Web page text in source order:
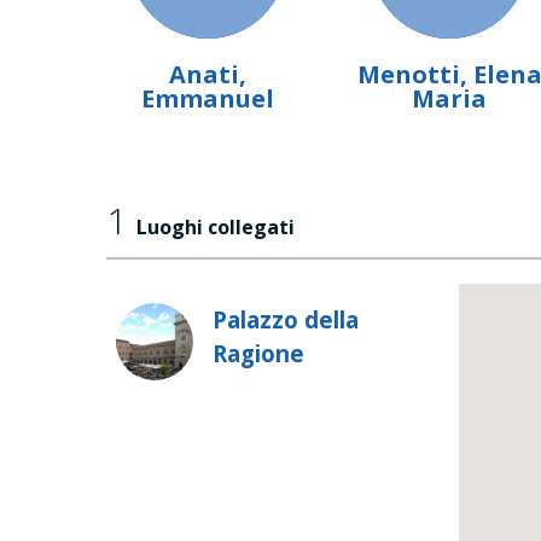
Anati,
Emmanuel
Menotti, Elena
Maria
1 Luoghi collegati
Palazzo della
Ragione